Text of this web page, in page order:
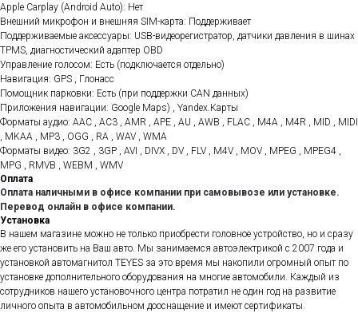
Apple Carplay (Android Auto): Нет
Внешний микрофон и внешняя SIM-карта: Поддерживает
Поддерживаемые аксессуары: USB-видеорегистратор, датчики давления в шинах
TPMS, диагностический адаптер OBD
Управление голосом: Есть (подключается отдельно)
Навигация: GPS , Глонасс
Помощник парковки: Есть (при поддержки CAN данных)
Приложения навигации: Google Maps) , Yandex.Карты
Форматы аудио: AAC , AC3 , AMR , APE , AU , AWB , FLAC , M4A , M4R , MID , MIDI
, MKAA , MP3 , OGG , RA , WAV , WMA
Форматы видео: 3G2 , 3GP , AVI , DIVX , DV , FLV , M4V , MOV , MPEG , MPEG4 ,
MPG , RMVB , WEBM , WMV
Оплата
Оплата наличными в офисе компании при самовывозе или установке.
Перевод онлайн в офисе компании.
Установка
В нашем магазине можно не только приобрести головное устройство, но и сразу
же его установить на Ваш авто. Мы занимаемся автоэлектрикой с 2007 года и
установкой автомагнитол TEYES за это время мы накопили огромный опыт по
установке дополнительного оборудования на многие автомобили. Каждый из
сотрудников нашего установочного центра потратил не один год на развитие
личного опыта в автомобильном дооснащение и имеют сертификаты.